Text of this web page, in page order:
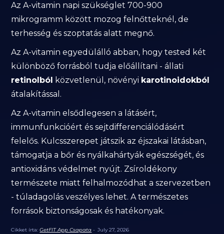
Az A-vitamin napi szükséglet 700-900
mikrogramm között mozog felnőtteknél, de
terhesség és szoptatás alatt megnő.
Az A-vitamin egyedülálló abban, hogy tested két
különböző forrásból tudja előállítani - állati
retinolból közvetlenül, növényi karotinoidokból
átalakítással.
Az A-vitamin elsődlegesen a látásért,
immunfunkcióért és sejtdifferenciálódásért
felelős. Kulcsszerepet játszik az éjszakai látásban,
támogatja a bőr és nyálkahártyák egészségét, és
antioxidáns védelmet nyújt. Zsíroldékony
természete miatt felhalmozódhat a szervezetben
- túladagolás veszélyes lehet. A természetes
források biztonságosak és hatékonyak.
Cikket írta:GetFIT App Csapata - July 27, 2026